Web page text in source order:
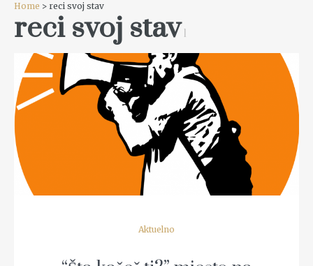
Home > reci svoj stav
reci svoj stav 1
READ MORE
Aktuelno